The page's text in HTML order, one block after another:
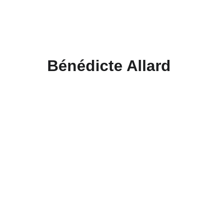
Bénédicte Allard